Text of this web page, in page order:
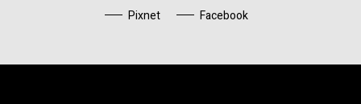
Pixnet Facebook